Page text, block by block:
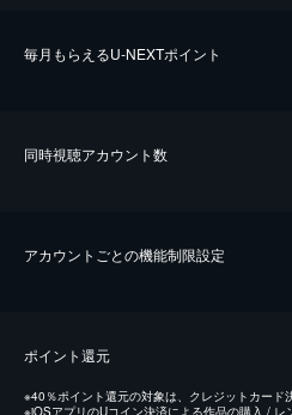
毎⽉もらえるU-NEXTポイント
同時視聴アカウント数
アカウントごとの機能制限設定
ポイント還元
※40％ポイント還元の対象は、クレジットカード
※iOSアプリのUコイン決済による作品の購入 / レ